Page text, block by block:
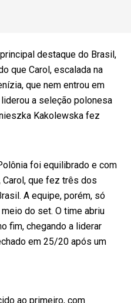
destaque do Brasil,
que Carol, escalada na
que nem entrou em
a seleção polonesa
Kakolewska fez
foi equilibrado e com
que fez três dos
A equipe, porém, só
do set. O time abriu
fim, chegando a liderar
em 25/20 após um
ao primeiro, com